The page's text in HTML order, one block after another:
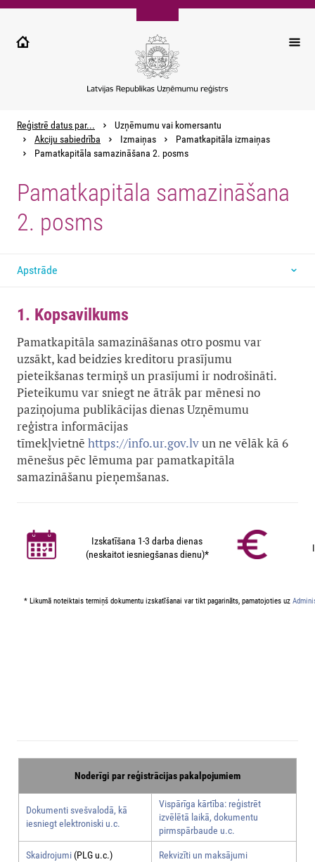
Pārlekt
galveno
Reģistrē datus par...
Uzņēmumu vai komersantu
Akciju sabiedrība
Izmaiņas
Pamatkapitāla izmaiņas
Pamatkapitāla samazināšana 2. posms
Pamatkapitāla samazināšana
2. posms
Apstrāde
1. Kopsavilkums
Pamatkapitāla samazināšanas otro posmu var
uzsākt, kad beidzies kreditoru prasījumu
pieteikšanas termiņš un prasījumi ir nodrošināti.
Pieteikumu var sniegt ne ātrāk par mēnesi no
paziņojuma publikācijas dienas Uzņēmumu
reģistra informācijas
tīmekļvietnē https://info.ur.gov.lvun ne vēlāk kā 6
mēnešus pēc lēmuma par pamatkapitāla
samazināšanu pieņemšanas.
Izskatīšana 1-3 darba dienas
(neskaitot iesniegšanas dienu)*
* Likumā noteiktais termiņš dokumentu izskatīšanai var tikt pagarināts, pamatojoties uz
Noderīgi par reģistrācijas pakalpojumiem
Dokumenti svešvalodā, kā
iesniegt elektroniski u.c.
Vispārīga kārtība: reģistrēt
izvēlētā laikā, dokumentu
pirmspārbaude u.c.
Skaidrojumi(PLG u.c.) Rekvizīti un maksājumi